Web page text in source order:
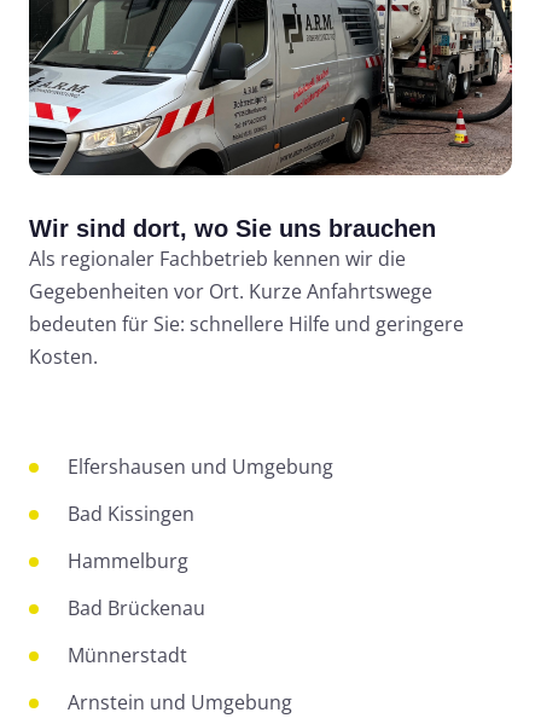
Wir sind dort, wo Sie uns brauchen
Als regionaler Fachbetrieb kennen wir die
Gegebenheiten vor Ort. Kurze Anfahrtswege
bedeuten für Sie: schnellere Hilfe und geringere
Kosten.
Elfershausen und Umgebung
Bad Kissingen
Hammelburg
Bad Brückenau
Münnerstadt
Arnstein und Umgebung